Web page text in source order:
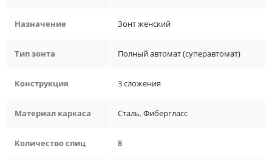
Назначение Зонт женский
Тип зонта Полный автомат (суперавтомат)
Конструкция 3 сложения
Материал каркаса Сталь,Фибергласс
Количество спиц 8